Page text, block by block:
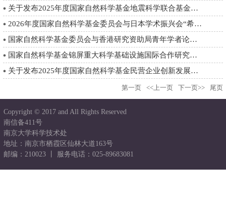
关于发布2025年度国家自然科学基金地震科学联合基金项目指南的通...
2026年度国家自然科学基金委员会与日本学术振兴会“希望会议”项...
国家自然科学基金委员会与香港研究资助局青年学者论坛项目指南
国家自然科学基金锦屏重大科学基础设施国际合作研究计划专项2025...
关于发布2025年度国家自然科学基金民营企业创新发展联合基金项目...
第一页 <<上一页 下一页>> 尾页
Copyright © 2017 and All Rights Reserved
南信备411号
南京大学科学技术处
地址：南京市栖霞区仙林大道163号
邮编：210023 丨 服务电话：025-89683081